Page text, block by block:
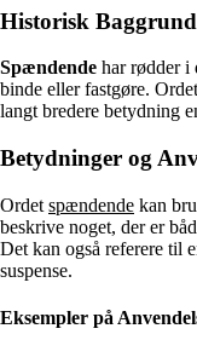
Historisk Baggrund
Spændende har rødder i
binde eller fastgøre.
langt bredere betydning
Betydninger og
Ordet spændende kan
beskrive noget, der er
Det kan også referere til
suspense.
Eksempler på